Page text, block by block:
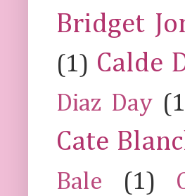
Bridget
(1) Calde
Diaz Day
Cate
Bale
(1)